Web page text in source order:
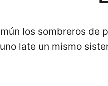
los sombreros de
late un mismo